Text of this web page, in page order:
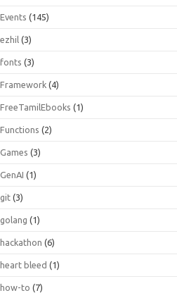
Events (145)
ezhil (3)
fonts (3)
Framework (4)
FreeTamilEbooks (1)
Functions (2)
Games (3)
GenAI (1)
git (3)
golang (1)
hackathon (6)
heart bleed (1)
how-to (7)